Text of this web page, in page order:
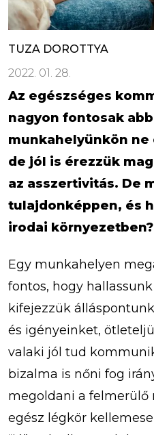
TUZA DOROTTYA
2022. 01. 28.
Az egészséges
nagyon fontosak
munkahelyünkön ne
de jól is érezzük
az asszertivitás. De
tulajdonképpen, és
irodai környezetben?
Egy munkahelyen
fontos, hogy
kifejezzük
és igényeinket,
valaki jól tud
bizalma is nőni fog
megoldani a felmerülő
egész légkör